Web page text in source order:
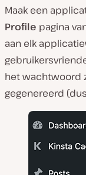
Maak een
Profile pagina
aan elk
het wachtwoord
gegenereerd